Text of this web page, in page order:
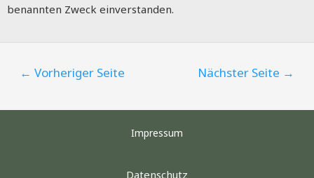
benannten Zweck einverstanden.
← Vorheriger Seite Nächster Seite →
Impressum
Datenschutz